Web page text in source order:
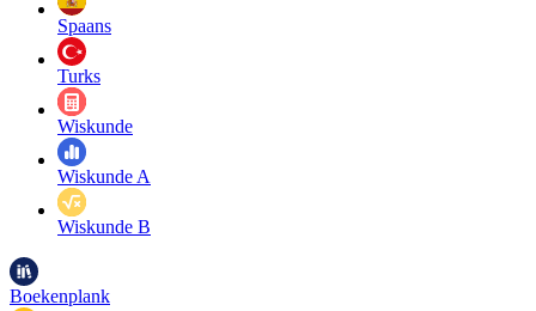
Spaans
Turks
Wiskunde
Wiskunde A
Wiskunde B
Boekenplank